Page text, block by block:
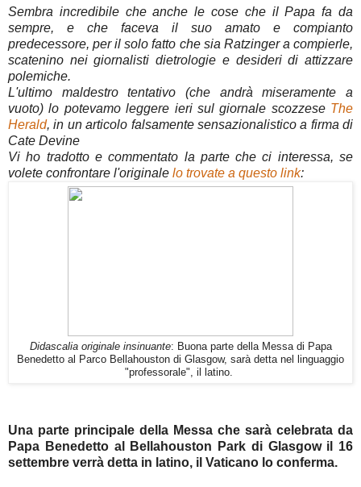
Sembra incredibile che anche le cose che il Papa fa da
sempre, e che faceva il suo amato e compianto
predecessore, per il solo fatto che sia Ratzinger a compierle,
scatenino nei giornalisti dietrologie e desideri di attizzare
polemiche.
L'ultimo maldestro tentativo (che andrà miseramente a
vuoto) lo potevamo leggere ieri sul giornale scozzese The
Herald, in un articolo falsamente sensazionalistico a firma di
Cate Devine
Vi ho tradotto e commentato la parte che ci interessa, se
volete confrontare l'originale lo trovate a questo link:
Didascalia originale insinuante: Buona parte della Messa di Papa
Benedetto al Parco Bellahouston di Glasgow, sarà detta nel linguaggio
"professorale", il latino.
Una parte principale della Messa che sarà celebrata da
Papa Benedetto al Bellahouston Park di Glasgow il 16
settembre verrà detta in latino, il Vaticano lo conferma.